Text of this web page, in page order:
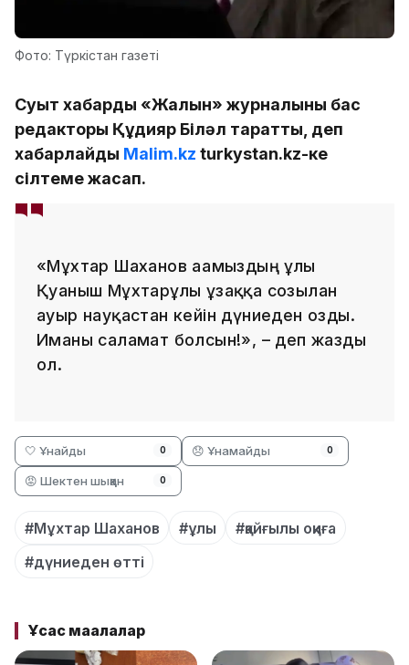
Фото: Түркістан газеті
Суыт хабарды «Жалын» журналының бас
редакторы Құдияр Біләл таратты, деп
хабарлайды Malim.kz turkystan.kz-ке
сілтеме жасап.
«Мұхтар Шаханов ағамыздың ұлы
Қуаныш Мұхтарұлы ұзаққа созылған
ауыр науқастан кейін дүниеден озды.
Иманы саламат болсын!», – деп жазды
ол.
🤍 Ұнайды 0 😞 Ұнамайды 0
😡 Шектен шыққан 0
#Мұхтар Шаханов #ұлы
#қайғылы оқиға
#дүниеден өтті
Ұқсас мақалалар